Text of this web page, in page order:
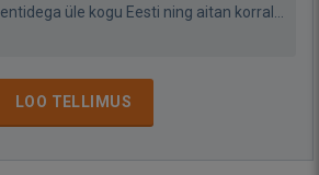
üle kogu Eesti ning aitan korral...
LOO TELLIMUS